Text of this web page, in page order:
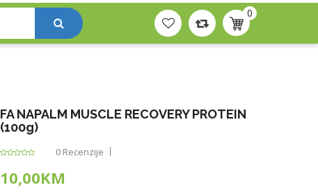
0
FA NAPALM MUSCLE RECOVERY PROTEIN
(100g)
0 Recenzije
10,00KM